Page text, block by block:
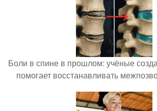
Боли в спине в прошлом: учёные
помогает восстанавливать